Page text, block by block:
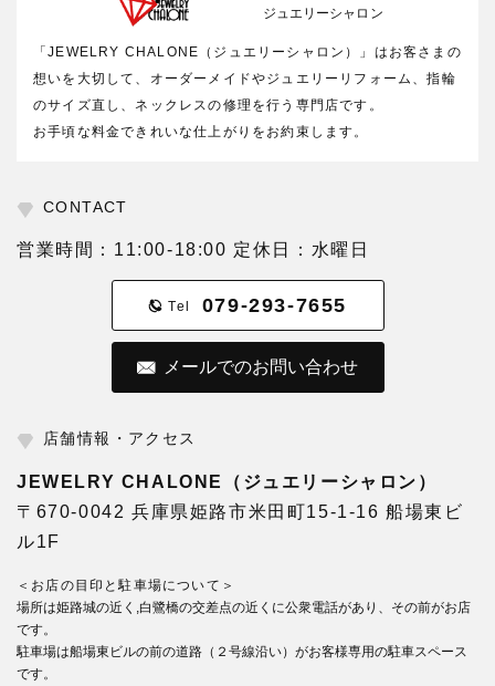
ジュエリーシャロン
「JEWELRY CHALONE（ジュエリーシャロン）」はお客さまの
想いを大切して、オーダーメイドやジュエリーリフォーム、指輪
のサイズ直し、ネックレスの修理を行う専門店です。
お手頃な料金できれいな仕上がりをお約束します。
CONTACT
営業時間：11:00-18:00 定休日：水曜日
Tel 079-293-7655
メールでのお問い合わせ
店舗情報・アクセス
JEWELRY CHALONE（ジュエリーシャロン）
〒670-0042 兵庫県姫路市米田町15-1-16 船場東ビ
ル1F
＜お店の目印と駐車場について＞
場所は姫路城の近く,白鷺橋の交差点の近くに公衆電話があり、その前がお店
です。
駐車場は船場東ビルの前の道路（２号線沿い）がお客様専用の駐車スペース
です。